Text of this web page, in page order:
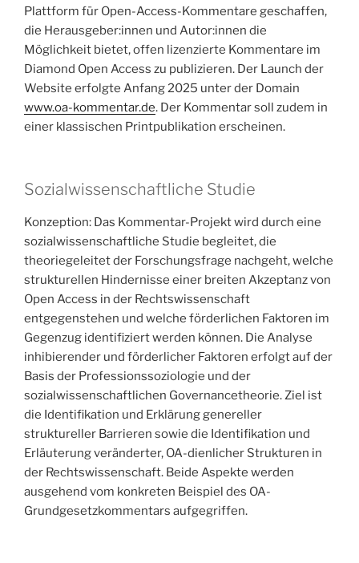
Plattform für Open-Access-Kommentare geschaffen,
die Herausgeber:innen und Autor:innen die
Möglichkeit bietet, offen lizenzierte Kommentare im
Diamond Open Access zu publizieren. Der Launch der
Website erfolgte Anfang 2025 unter der Domain
www.oa-kommentar.de. Der Kommentar soll zudem in
einer klassischen Printpublikation erscheinen.
Sozialwissenschaftliche Studie
Konzeption: Das Kommentar-Projekt wird durch eine
sozialwissenschaftliche Studie begleitet, die
theoriegeleitet der Forschungsfrage nachgeht, welche
strukturellen Hindernisse einer breiten Akzeptanz von
Open Access in der Rechtswissenschaft
entgegenstehen und welche förderlichen Faktoren im
Gegenzug identifiziert werden können. Die Analyse
inhibierender und förderlicher Faktoren erfolgt auf der
Basis der Professionssoziologie und der
sozialwissenschaftlichen Governancetheorie. Ziel ist
die Identifikation und Erklärung genereller
struktureller Barrieren sowie die Identifikation und
Erläuterung veränderter, OA-dienlicher Strukturen in
der Rechtswissenschaft. Beide Aspekte werden
ausgehend vom konkreten Beispiel des OA-
Grundgesetzkommentars aufgegriffen.